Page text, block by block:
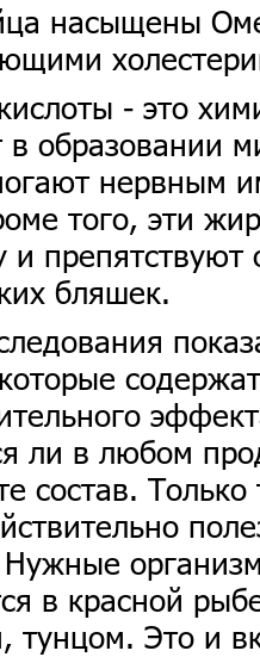
насыщены
- это
в образовании
нервным
того, эти
и
бляшек.
ли в любом
состав.
в красной
тунцом. Это и